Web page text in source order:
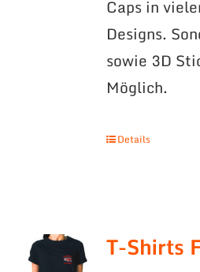
Caps in
Designs.
sowie 3D
Möglich.
Details
T-Shirts